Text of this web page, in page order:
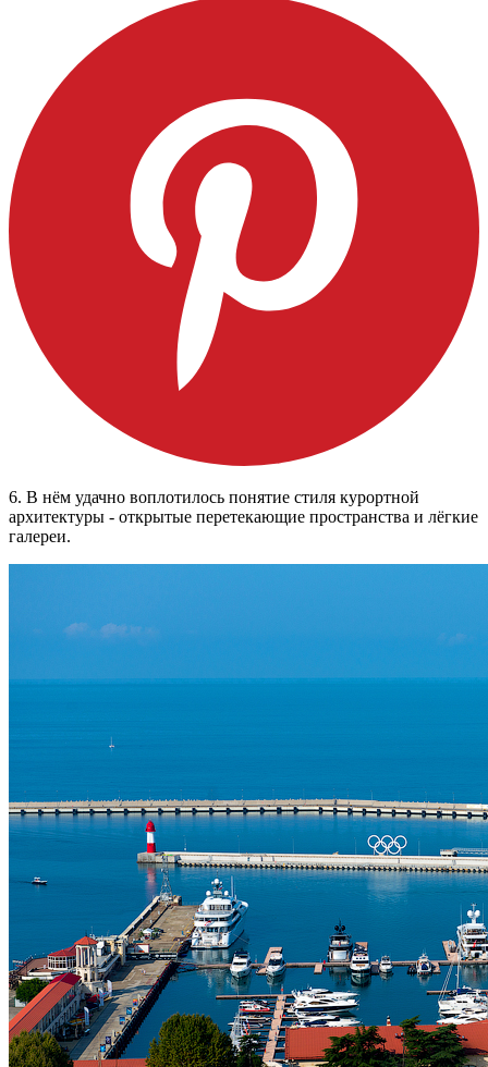
6. В нём удачно воплотилось понятие стиля курортной
архитектуры - открытые перетекающие пространства и лёгкие
галереи.